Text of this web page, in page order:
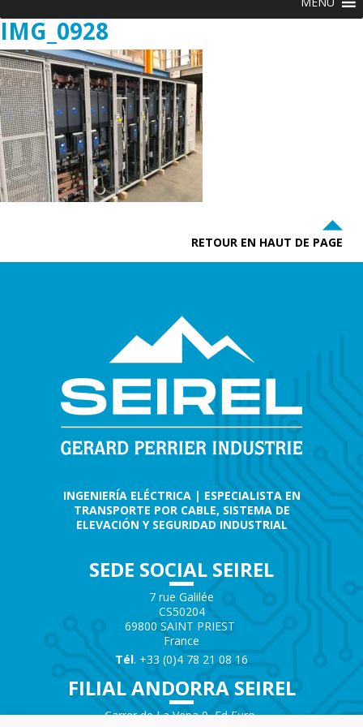
IMG_0928
RETOUR EN HAUT DE PAGE
INGENIERÍA ELÉCTRICA | ESPECIALISTA EN
TRANSPORTE POR CABLE, SISTEMA DE
ELEVACIÓN Y SEGURIDAD INDUSTRIAL
SEDE SOCIAL SEIREL
7 rue Galilée
CS50204
69800 SAINT PRIEST
France
Tél. +33 (0)4 78 21 08 16
FILIAL ANDORRA SEIREL
Carrer de La Vena 9, Ed Euro